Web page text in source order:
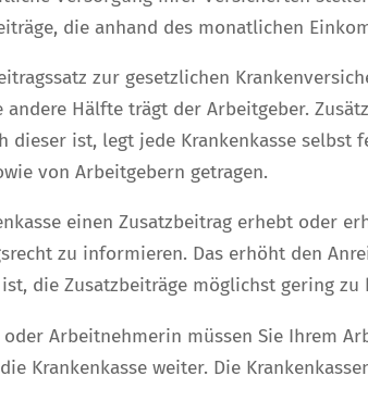
die anhand des monatlichen
zur gesetzlichen
andere Hälfte trägt der Arbeitgeber.
dieser ist, legt jede Krankenkasse selbst
von Arbeitgebern getragen.
einen Zusatzbeitrag erhebt oder
zu informieren. Das erhöht den
die Zusatzbeiträge möglichst gering zu
Arbeitnehmerin müssen Sie Ihrem
Krankenkasse weiter. Die